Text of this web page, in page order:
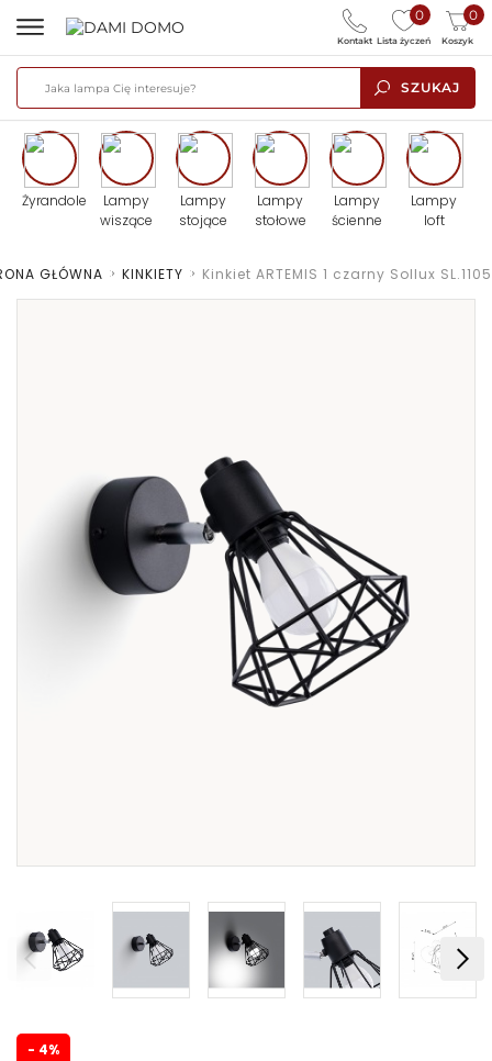
SZUKAJ
0
Lista życzeń
0
Koszyk
Kontakt
Żyrandole
Lampy
wiszące
Lampy
stojące
Lampy
stołowe
Lampy
ścienne
Lampy
loft
GŁÓWNA > KINKIETY > Kinkiet ARTEMIS 1 czarny Sollux SL.1105
- 4%